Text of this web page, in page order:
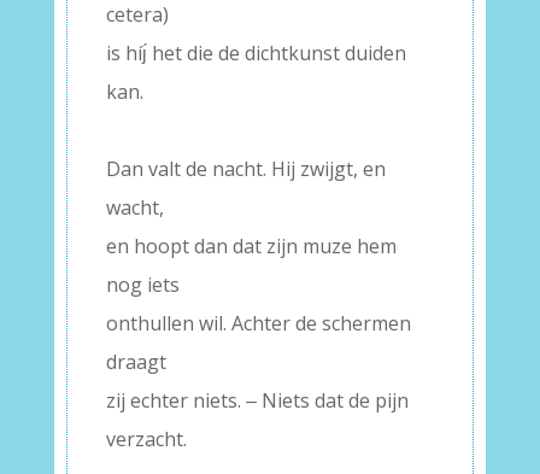
cetera)
is híȷ́ het die de dichtkunst duiden
kan.
Dan valt de nacht. Hij zwijgt, en
wacht,
en hoopt dan dat zijn muze hem
nog iets
onthullen wil. Achter de schermen
draagt
zij echter niets. ‒ Niets dat de pijn
verzacht.